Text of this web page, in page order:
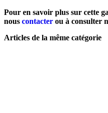
Pour en savoir plus sur cette
nous contacter ou à consulter
Articles de la même catégorie